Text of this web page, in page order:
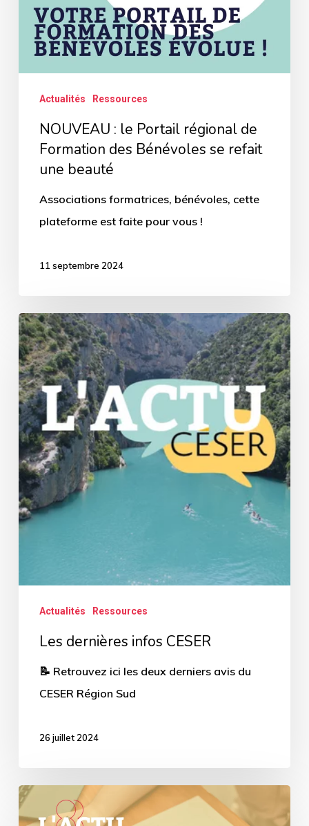
refait
une
beauté
Actualités Ressources
NOUVEAU : le Portail régional de
Formation des Bénévoles se refait
une beauté
Associations formatrices, bénévoles, cette
plateforme est faite pour vous !
11 septembre 2024
Les
dernières
infos
CESER
Actualités Ressources
Les dernières infos CESER
📝 Retrouvez ici les deux derniers avis du
CESER Région Sud
26 juillet 2024
Parution
de